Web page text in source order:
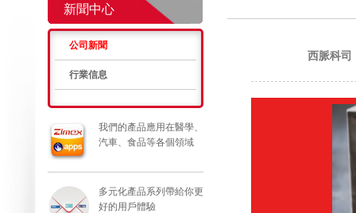
新聞中心
公司新聞
行業信息
我們的產品應用在醫學、
汽車、食品等各個領域
多元化產品系列帶給你更
好的用戶體驗
西脈科司